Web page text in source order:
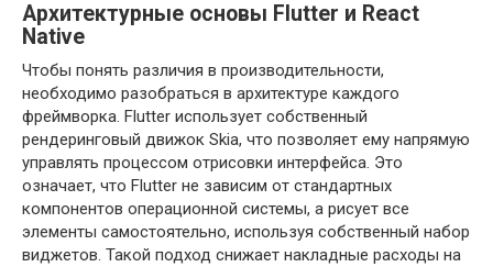
Архитектурные основы Flutter и React
Native
Чтобы понять различия в производительности,
необходимо разобраться в архитектуре каждого
фреймворка. Flutter использует собственный
рендеринговый движок Skia, что позволяет ему напрямую
управлять процессом отрисовки интерфейса. Это
означает, что Flutter не зависим от стандартных
компонентов операционной системы, а рисует все
элементы самостоятельно, используя собственный набор
виджетов. Такой подход снижает накладные расходы на